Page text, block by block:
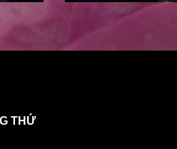
THỨ